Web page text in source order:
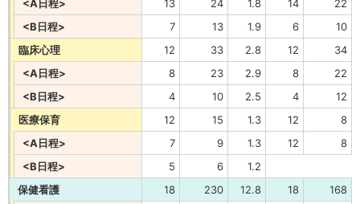
<A日程>
13 24 1.8 14
22
<B日程>
7 13 1.9 6
10
臨床心理
12 33 2.8 12
34
<A日程>
8 23 2.9 8
22
<B日程>
4 10 2.5 4
12
医療保育
12 15 1.3 12
8
<A日程>
7 9 1.3 12
8
<B日程>
5 6
1.2
保健看護
18 230 12.8 18
168